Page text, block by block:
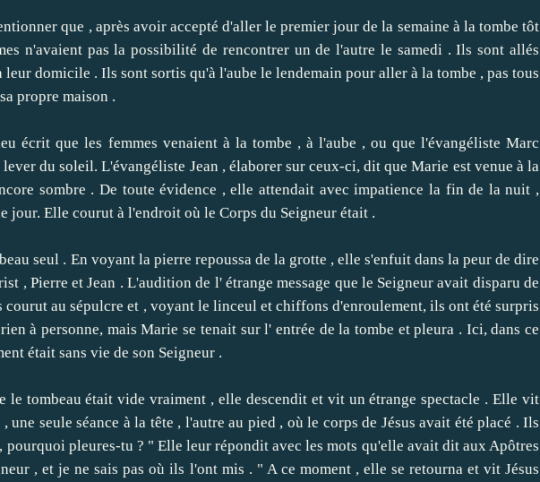
que , après avoir accepté d'aller le premier jour de la semaine à la tombe tôt
n'avaient pas la possibilité de rencontrer un de l'autre le samedi . Ils sont allés
leur domicile . Ils sont sortis qu'à l'aube le lendemain pour aller à la tombe , pas tous
propre maison .
que les femmes venaient à la tombe , à l'aube , ou que l'évangéliste Marc
lever du soleil. L'évangéliste Jean , élaborer sur ceux-ci, dit que Marie est venue à la
sombre . De toute évidence , elle attendait avec impatience la fin de la nuit ,
jour. Elle courut à l'endroit où le Corps du Seigneur était .
seul . En voyant la pierre repoussa de la grotte , elle s'enfuit dans la peur de dire
, Pierre et Jean . L'audition de l' étrange message que le Seigneur avait disparu de
courut au sépulcre et , voyant le linceul et chiffons d'enroulement, ils ont été surpris
à personne, mais Marie se tenait sur ​​l' entrée de la tombe et pleura . Ici, dans ce
était sans vie de son Seigneur .
était vide vraiment , elle descendit et vit un étrange spectacle . Elle vit
une seule séance à la tête , l'autre au pied , où le corps de Jésus avait été placé . Ils
pourquoi pleures-tu ? " Elle leur répondit avec les mots qu'elle avait dit aux Apôtres
, et je ne sais pas où ils l'ont mis . " A ce moment , elle se retourna et vit Jésus